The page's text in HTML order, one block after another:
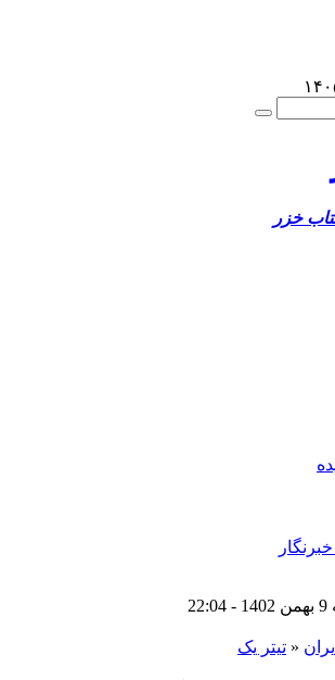
خزر
ایران « تیتر یک